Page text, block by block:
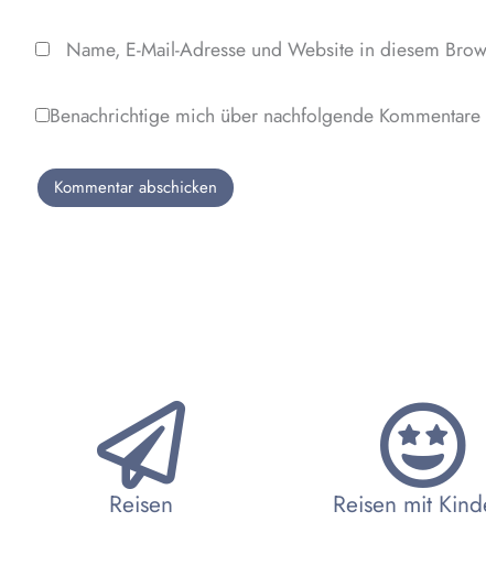
Name, E-Mail-Adresse und Website in diesem
Benachrichtige mich über nachfolgende
Reisen Reisen mit